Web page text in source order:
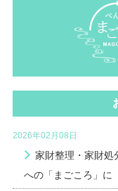
2026年02月08日
家財整理・家財
への「まごころ」に